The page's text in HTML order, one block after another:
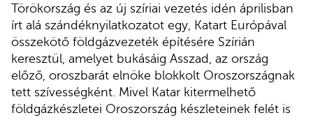
Törökország és az új szíriai vezetés idén áprilisban
írt alá szándéknyilatkozatot egy, Katart Európával
összekötő földgázvezeték építésére Szírián
keresztül, amelyet bukásáig Asszad, az ország
előző, oroszbarát elnöke blokkolt Oroszországnak
tett szívességként. Mivel Katar kitermelhető
földgázkészletei Oroszország készleteinek felét is